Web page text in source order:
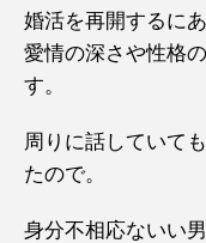
婚活を再開するに
愛情の深さや性格
す。
周りに話していて
たので。
身分不相応ないい